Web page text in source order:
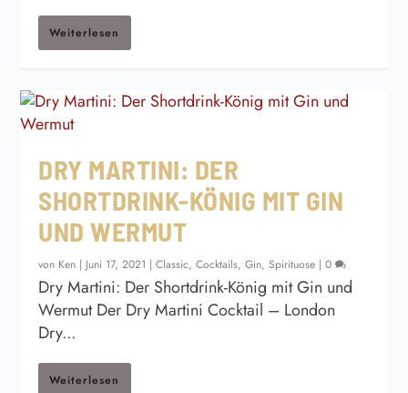
Weiterlesen
DRY MARTINI: DER
SHORTDRINK-KÖNIG MIT GIN
UND WERMUT
von Ken | Juni 17, 2021 |Classic,Cocktails,Gin,Spirituose |0
Dry Martini: Der Shortdrink-König mit Gin und
Wermut Der Dry Martini Cocktail – London
Dry...
Weiterlesen